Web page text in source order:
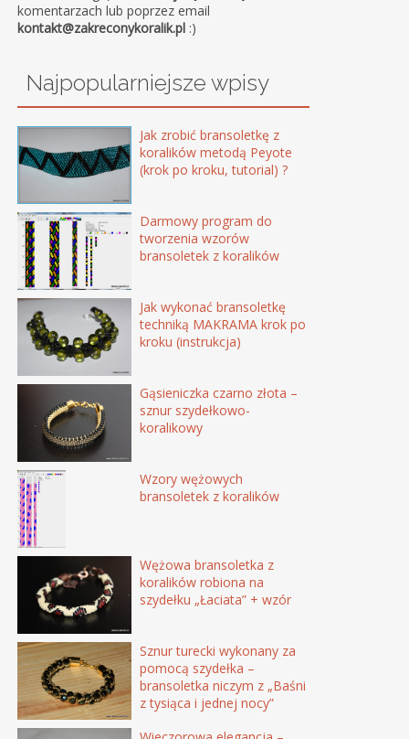
komentarzach lub poprzez email
kontakt@zakreconykoralik.pl :)
Najpopularniejsze wpisy
Jak zrobić bransoletkę z
koralików metodą Peyote
(krok po kroku, tutorial) ?
Darmowy program do
tworzenia wzorów
bransoletek z koralików
Jak wykonać bransoletkę
techniką MAKRAMA krok po
kroku (instrukcja)
Gąsieniczka czarno złota –
sznur szydełkowo-
koralikowy
Wzory wężowych
bransoletek z koralików
Wężowa bransoletka z
koralików robiona na
szydełku „Łaciata” + wzór
Sznur turecki wykonany za
pomocą szydełka –
bransoletka niczym z „Baśni
z tysiąca i jednej nocy”